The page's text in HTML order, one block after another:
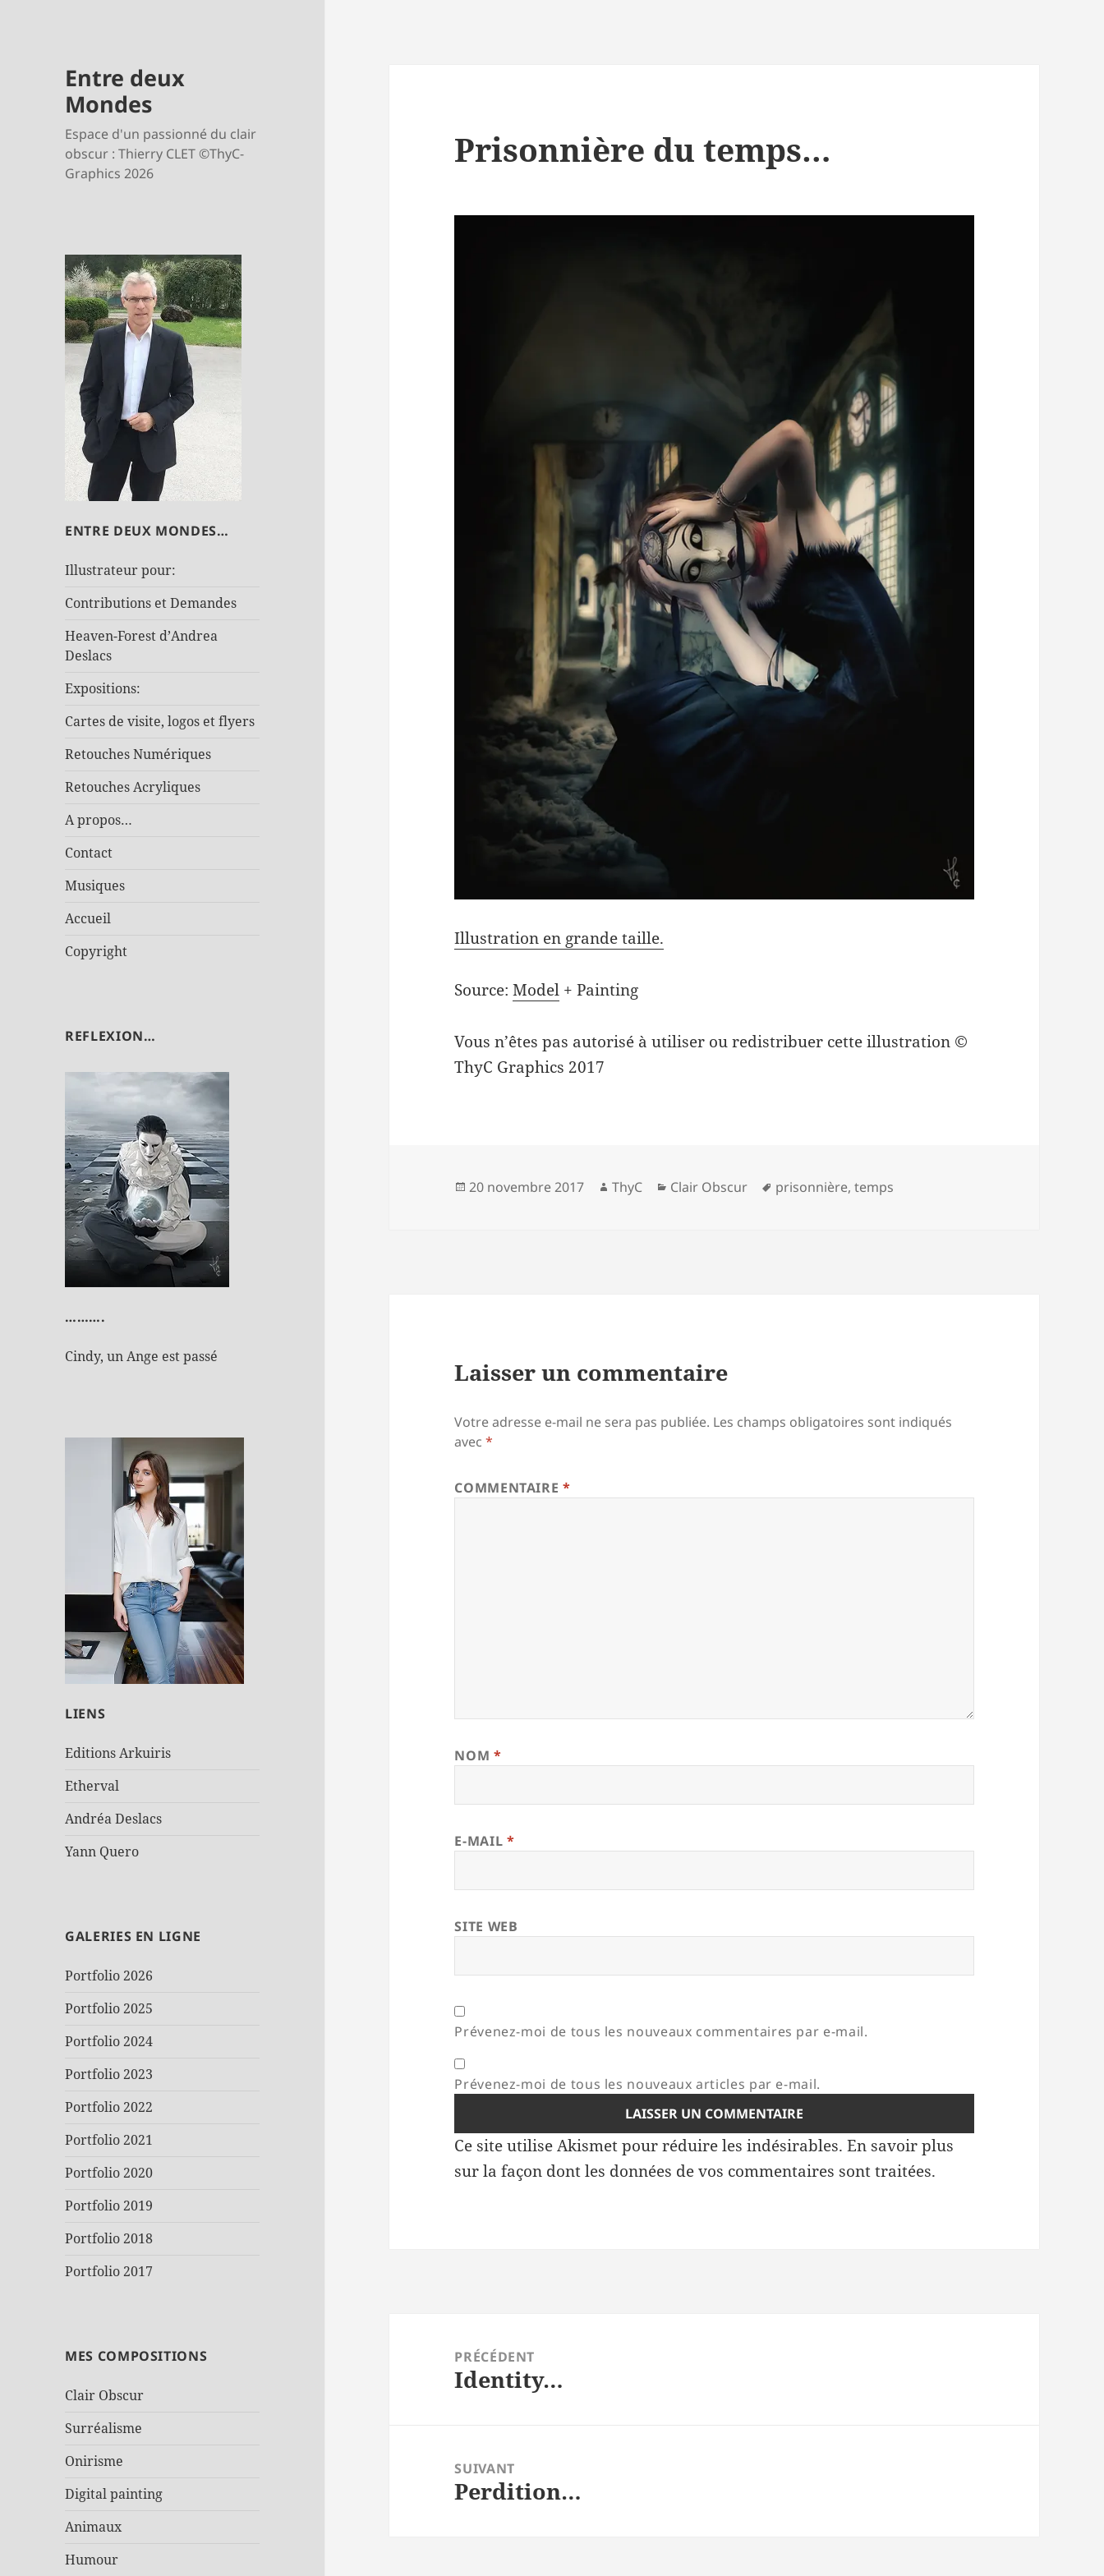
Entre deux
Mondes
Espace d'un passionné du clair
obscur : Thierry CLET ©ThyC-
Graphics 2026
ENTRE DEUX MONDES…
Illustrateur pour:
Contributions et Demandes
Heaven-Forest d’Andrea
Deslacs
Expositions:
Cartes de visite, logos et flyers
Retouches Numériques
Retouches Acryliques
A propos…
Contact
Musiques
Accueil
Copyright
REFLEXION…
……….
Cindy, un Ange est passé
LIENS
Editions Arkuiris
Etherval
Andréa Deslacs
Yann Quero
GALERIES EN LIGNE
Portfolio 2026
Portfolio 2025
Portfolio 2024
Portfolio 2023
Portfolio 2022
Portfolio 2021
Portfolio 2020
Portfolio 2019
Portfolio 2018
Portfolio 2017
MES COMPOSITIONS
Clair Obscur
Surréalisme
Onirisme
Digital painting
Animaux
Humour
Prisonnière du temps…
Illustration en grande taille.
Source:Model + Painting
Vous n’êtes pas autorisé à utiliser ou redistribuer cette illustration ©
ThyC Graphics 2017
Publié
20 novembre 2017 Auteur
ThyC Catégories
Clair Obscur
Mots-
prisonnière,temps
Laisser un commentaire
Votre adresse e-mail ne sera pas publiée. Les champs obligatoires sont indiqués
avec*
COMMENTAIRE*
NOM *
E-MAIL *
SITE WEB
Prévenez-moi de tous les nouveaux commentaires par e-mail.
Prévenez-moi de tous les nouveaux articles par e-mail.
Ce site utilise Akismet pour réduire les indésirables.En savoir plus
sur la façon dont les données de vos commentaires sont traitées.
PRÉCÉDENT
Article
Identity…
SUIVANT
Article
Perdition…